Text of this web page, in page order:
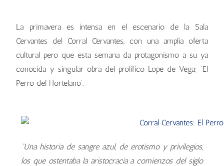
La primavera es intensa en el escenario de la Sala
Cervantes del Corral Cervantes, con una amplia oferta
cultural pero que esta semana da protagonismo a su ya
conocida y singular obra del prolífico Lope de Vega; ‘El
Perro del Hortelano’.
“Una historia de sangre azul, de erotismo y privilegios,
los que ostentaba la aristocracia a comienzos del siglo